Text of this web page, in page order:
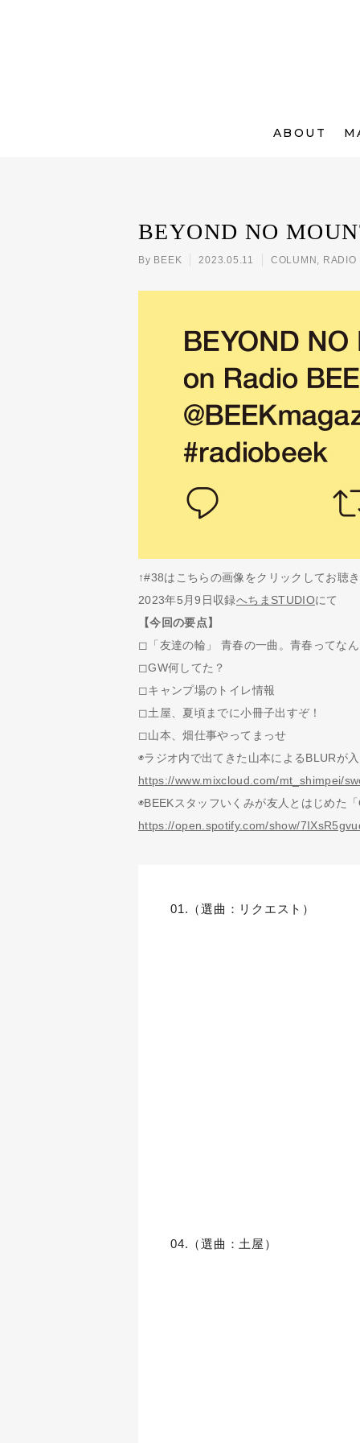
ABOUT
BEYOND NO
By BEEK 2023.05.11 COLUMN , RADIO
↑#38はこちらの画像をクリックしてお聴
2023年5月9日収録へちまSTUDIOにて
【今回の要点】
◻︎「友達の輪」 青春の一曲。青春ってな
◻︎GW何してた？
◻︎キャンプ場のトイレ情報
◻︎土屋、夏頃までに小冊子出すぞ！
◻︎山本、畑仕事やってまっせ
◉ラジオ内で出てきた山本によるBLURが
https://www.mixcloud.com/mt_shimpei/
◉BEEKスタッフいくみが友人とはじめた
https://open.spotify.com/show/
01.（選曲：リクエスト）
04.（選曲：土屋）